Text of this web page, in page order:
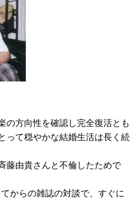
の方向性を確認し完全復活とも
って穏やかな結婚生活は長く続
藤由貴さんと不倫したためで
からの雑誌の対談で、すぐに